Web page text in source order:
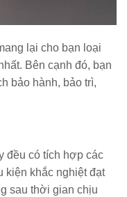
lại cho bạn loại
Bên cạnh đó, bạn
bảo hành, bảo trì,
đều có tích hợp các
kiện khắc nghiệt đạt
sau thời gian chịu